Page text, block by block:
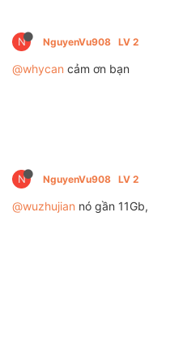
N NguyenVu908 LV 2
@whycan cảm ơn bạn
N NguyenVu908 LV 2
@wuzhujian nó gần 11Gb,